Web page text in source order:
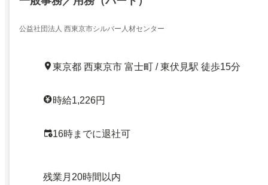
公益社団法人 西東京市シルバー人材センター
東京都 西東京市 富士町 / 東伏見駅 徒歩15分
時給1,226円
16時までに退社可
残業月20時間以内